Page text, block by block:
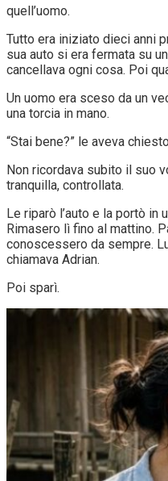
quell’uomo.
Tutto era iniziato dieci anni
sua auto si era fermata su
cancellava ogni cosa. Poi
Un uomo era sceso da un
una torcia in mano.
“Stai bene?” le aveva
Non ricordava subito il suo
tranquilla, controllata.
Le riparò l’auto e la portò in
Rimasero lì fino al mattino.
conoscessero da sempre.
chiamava Adrian.
Poi sparì.